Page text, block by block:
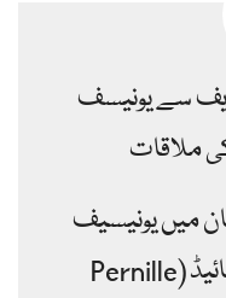
سے یونیسف
ملاقات
میں یونیسیف
کی نمایندگی پرنیل آئرنسائیڈ (Pernille